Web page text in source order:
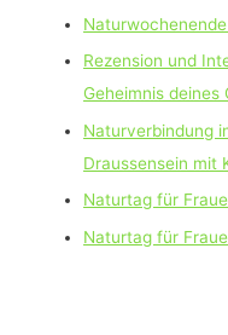
Rezension und
Geheimnis deines
Naturverbindung
Draussensein mit
Naturtag für
Naturtag für